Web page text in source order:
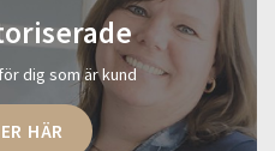
dig som är kund
HÄR